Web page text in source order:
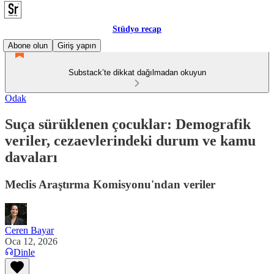
Stüdyo recap
Abone olun
Giriş yapın
Substack’te dikkat dağılmadan okuyun
Odak
Suça sürüklenen çocuklar: Demografik
veriler, cezaevlerindeki durum ve kamu
davaları
Meclis Araştırma Komisyonu'ndan veriler
Ceren Bayar
Oca 12, 2026
Dinle